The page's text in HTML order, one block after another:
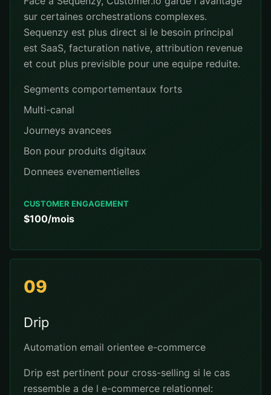
sur certaines orchestrations complexes.
Sequenzy est plus direct si le besoin principal
est SaaS, facturation native, attribution revenue
et cout plus previsible pour une equipe reduite.
Segments comportementaux forts
Multi-canal
Journeys avancees
Bon pour produits digitaux
Donnees evenementielles
CUSTOMER ENGAGEMENT
$100/mois
09
Drip
Automation email orientee e-commerce
Drip est pertinent pour cross-selling si le cas
ressemble a de l e-commerce relationnel: